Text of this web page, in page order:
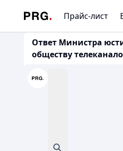
Прайс-лист
Ответ Министра
обществу